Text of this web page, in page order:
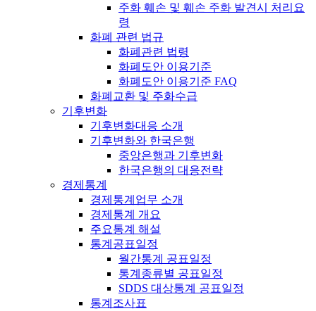
주화 훼손 및 훼손 주화 발견시 처리요
령
화폐 관련 법규
화폐관련 법령
화폐도안 이용기준
화폐도안 이용기준 FAQ
화폐교환 및 주화수급
기후변화
기후변화대응 소개
기후변화와 한국은행
중앙은행과 기후변화
한국은행의 대응전략
경제통계
경제통계업무 소개
경제통계 개요
주요통계 해설
통계공표일정
월간통계 공표일정
통계종류별 공표일정
SDDS 대상통계 공표일정
통계조사표